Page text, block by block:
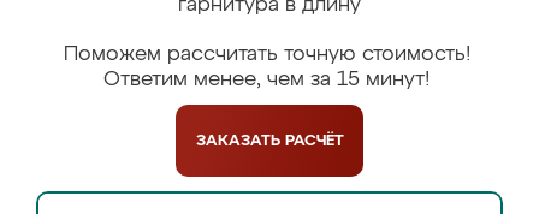
гарнитура в длину
Поможем рассчитать точную стоимость!
Ответим менее, чем за 15 минут!
ЗАКАЗАТЬ РАСЧЁТ